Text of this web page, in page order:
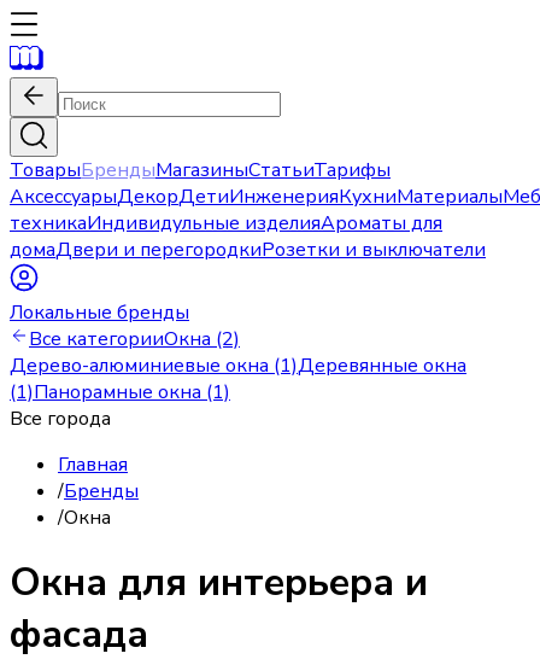
ТоварыБрендыМагазиныСтатьиТарифы
АксессуарыДекорДетиИнженерияКухниМатериалы
техникаИндивидульные изделияАроматы для
домаДвери и перегородкиРозетки и выключатели
Локальные бренды
Все категорииОкна (2)
Дерево-алюминиевые окна (1)Деревянные окна
(1)Панорамные окна (1)
Все города
Главная
/Бренды
/Окна
Окна для интерьера и
фасада